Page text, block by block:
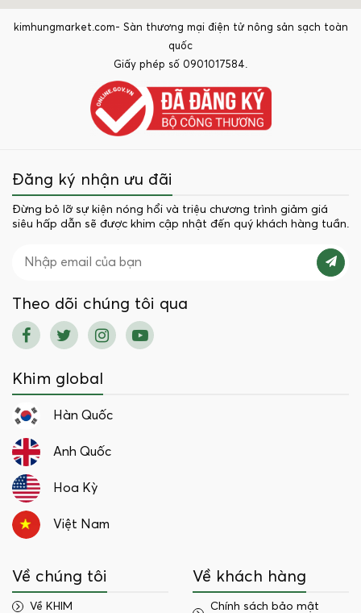
kimhungmarket.com- Sàn thương mại điện tử nông sản sạch toàn
quốc
Giấy phép số 0901017584.
Đăng ký nhận ưu đãi
Đừng bỏ lỡ sự kiện nóng hổi và triệu chương trình giảm giá
siêu hấp dẫn sẽ được khim cập nhật đến quý khách hàng tuần.
Theo dõi chúng tôi qua
Khim global
Hàn Quốc
Anh Quốc
Hoa Kỳ
Việt Nam
Về chúng tôi
Về KHIM
Về khách hàng
Chính sách bảo mật